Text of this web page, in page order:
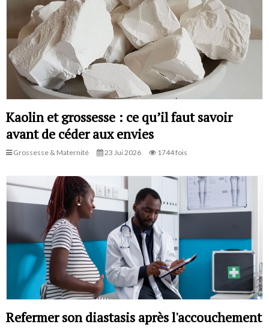
Kaolin et grossesse : ce qu’il faut savoir
avant de céder aux envies
Grossesse & Maternité 23 Jui 2026 1744 fois
Refermer son diastasis après l'accouchement